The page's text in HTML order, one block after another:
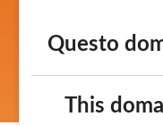
Questo
This